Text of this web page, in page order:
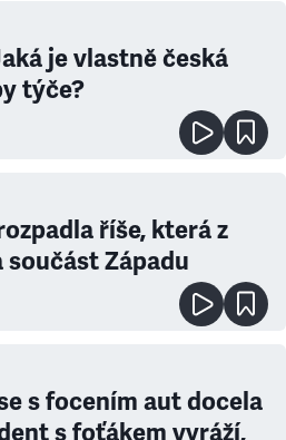
je vlastně česká
týče?
říše, která z
součást Západu
s focením aut docela
s foťákem vyráží,